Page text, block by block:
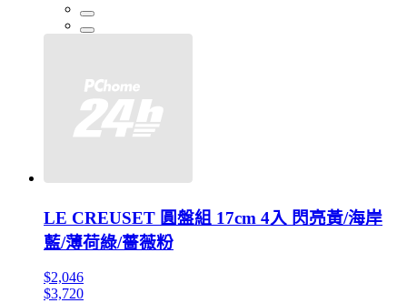
LE CREUSET 圓盤組 17cm 4入 閃亮黃/海岸
藍/薄荷綠/薔薇粉
$2,046
$3,720